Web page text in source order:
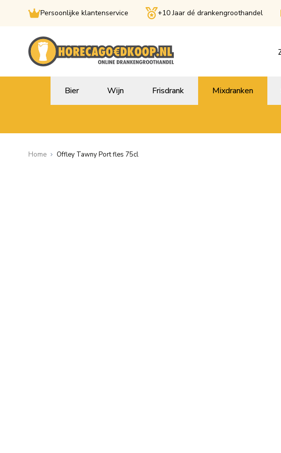
Persoonlijke klantenservice +10 Jaar dé drankengroothandel
Bier Wijn Frisdrank Mixdranken
Home Offley Tawny Port fles 75cl